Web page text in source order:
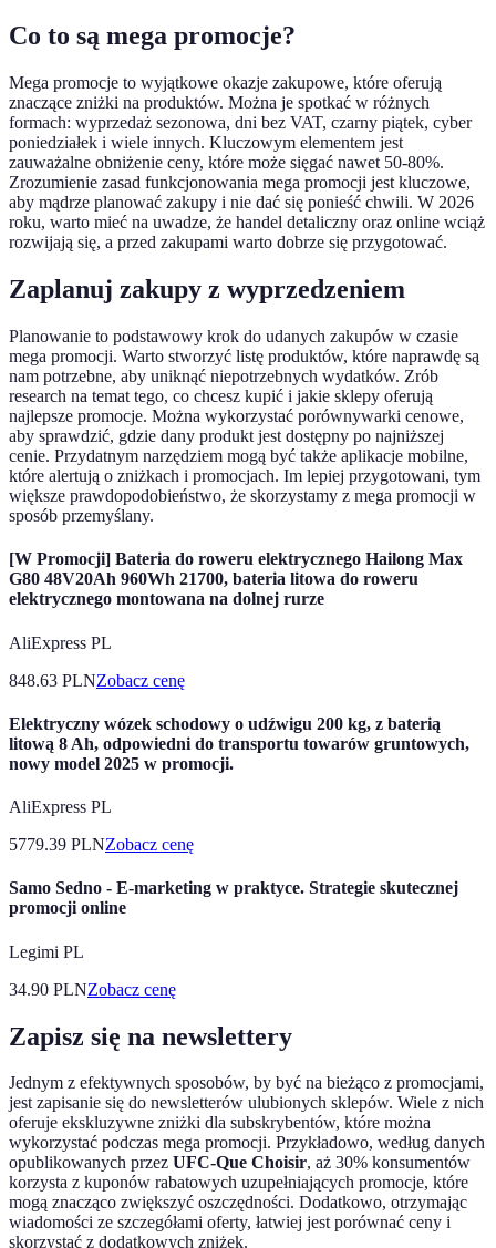
Co to są mega promocje?
Mega promocje to wyjątkowe okazje zakupowe, które oferują
znaczące zniżki na produktów. Można je spotkać w różnych
formach: wyprzedaż sezonowa, dni bez VAT, czarny piątek, cyber
poniedziałek i wiele innych. Kluczowym elementem jest
zauważalne obniżenie ceny, które może sięgać nawet 50-80%.
Zrozumienie zasad funkcjonowania mega promocji jest kluczowe,
aby mądrze planować zakupy i nie dać się ponieść chwili. W 2026
roku, warto mieć na uwadze, że handel detaliczny oraz online wciąż
rozwijają się, a przed zakupami warto dobrze się przygotować.
Zaplanuj zakupy z wyprzedzeniem
Planowanie to podstawowy krok do udanych zakupów w czasie
mega promocji. Warto stworzyć listę produktów, które naprawdę są
nam potrzebne, aby uniknąć niepotrzebnych wydatków. Zrób
research na temat tego, co chcesz kupić i jakie sklepy oferują
najlepsze promocje. Można wykorzystać porównywarki cenowe,
aby sprawdzić, gdzie dany produkt jest dostępny po najniższej
cenie. Przydatnym narzędziem mogą być także aplikacje mobilne,
które alertują o zniżkach i promocjach. Im lepiej przygotowani, tym
większe prawdopodobieństwo, że skorzystamy z mega promocji w
sposób przemyślany.
[W Promocji] Bateria do roweru elektrycznego Hailong Max
G80 48V20Ah 960Wh 21700, bateria litowa do roweru
elektrycznego montowana na dolnej rurze
AliExpress PL
848.63 PLNZobacz cenę
Elektryczny wózek schodowy o udźwigu 200 kg, z baterią
litową 8 Ah, odpowiedni do transportu towarów gruntowych,
nowy model 2025 w promocji.
AliExpress PL
5779.39 PLNZobacz cenę
Samo Sedno - E-marketing w praktyce. Strategie skutecznej
promocji online
Legimi PL
34.90 PLNZobacz cenę
Zapisz się na newslettery
Jednym z efektywnych sposobów, by być na bieżąco z promocjami,
jest zapisanie się do newsletterów ulubionych sklepów. Wiele z nich
oferuje ekskluzywne zniżki dla subskrybentów, które można
wykorzystać podczas mega promocji. Przykładowo, według danych
opublikowanych przez UFC-Que Choisir, aż 30% konsumentów
korzysta z kuponów rabatowych uzupełniających promocje, które
mogą znacząco zwiększyć oszczędności. Dodatkowo, otrzymając
wiadomości ze szczegółami oferty, łatwiej jest porównać ceny i
skorzystać z dodatkowych zniżek.